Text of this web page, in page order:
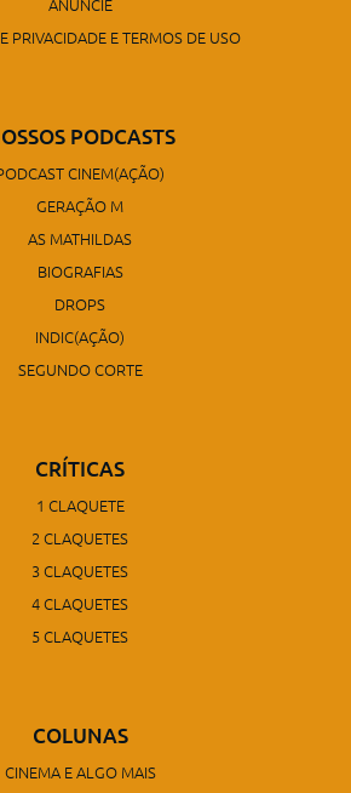
ANUNCIE
PRIVACIDADE E TERMOS DE USO
PODCASTS
CINEM(AÇÃO)
GERAÇÃO M
AS MATHILDAS
BIOGRAFIAS
DROPS
INDIC(AÇÃO)
SEGUNDO CORTE
CRÍTICAS
1 CLAQUETE
2 CLAQUETES
3 CLAQUETES
4 CLAQUETES
5 CLAQUETES
COLUNAS
CINEMA E ALGO MAIS